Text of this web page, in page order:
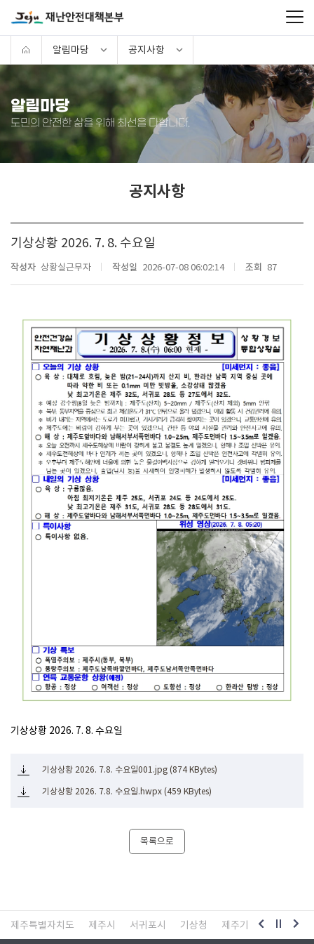
알림마당 공지사항
알림마당
도민의 안전한 삶을 위해 최선을 다합니다.
공지사항
기상상황 2026. 7. 8. 수요일
작성자 상황실근무자 작성일 2026-07-08 06:02:14 조회 87
기상상황 2026. 7. 8. 수요일
기상상황 2026. 7.8. 수요일001.jpg (874 KBytes)
기상상황 2026. 7.8. 수요일.hwpx (459 KBytes)
목록으로
제주특별자치도 제주시 서귀포시 기상청 제주기상청 제주교